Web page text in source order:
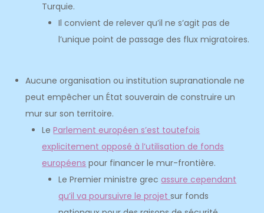
Turquie.
Il convient de relever qu’il ne s’agit pas de
l’unique point de passage des flux migratoires.
Aucune organisation ou institution supranationale ne
peut empêcher un État souverain de construire un
mur sur son territoire.
LeParlement européen s’est toutefois
explicitement opposé à l’utilisation de fonds
européens pour financer le mur-frontière.
Le Premier ministre grecassure cependant
qu’il va poursuivre le projetsur fonds